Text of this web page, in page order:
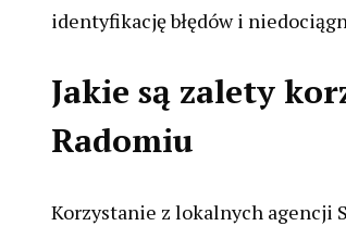
identyfikację błędów i
Jakie są zalety
Radomiu
Korzystanie z lokalnych agencji